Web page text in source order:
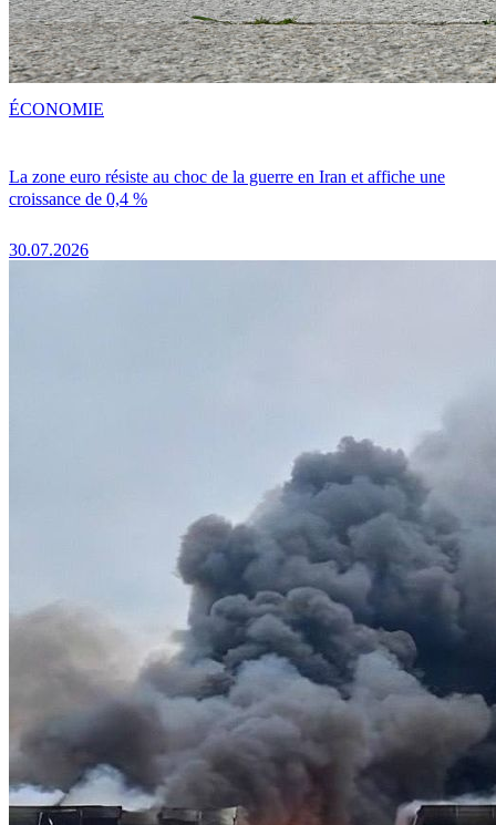
La zone euro résiste au choc de la guerre en Iran et affiche une
croissance de 0,4 %
30.07.2026
ÉCONOMIE